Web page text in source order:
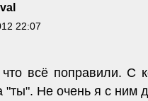
22:07
всё поправили. С
"ты". Не очень я с ним